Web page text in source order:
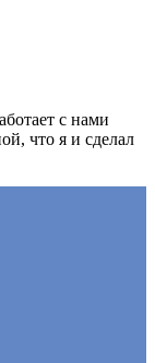
с нами
что я и сделал